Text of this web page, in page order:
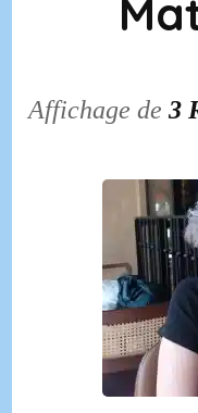
Affichage de3